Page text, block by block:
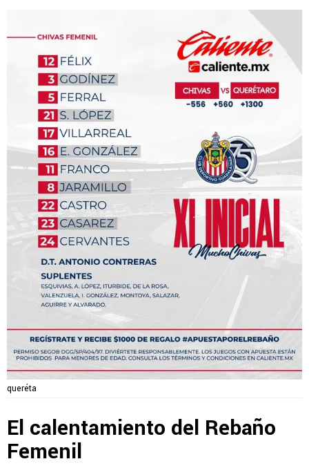
queréta
El calentamiento del Rebaño
Femenil